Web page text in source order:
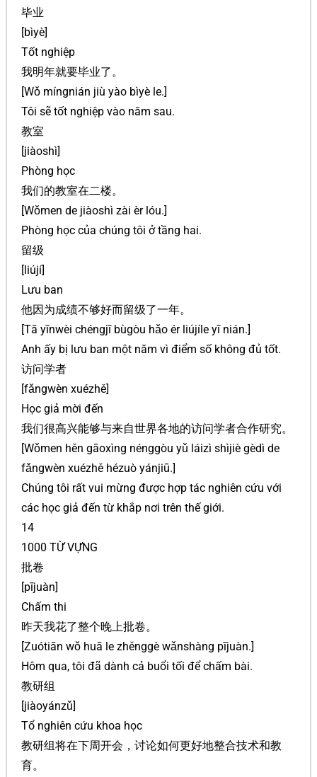
毕业
[bìyè]
Tốt nghiệp
我明年就要毕业了。
[Wǒ míngnián jiù yào bìyè le.]
Tôi sẽ tốt nghiệp vào năm sau.
教室
[jiàoshì]
Phòng học
我们的教室在二楼。
[Wǒmen de jiàoshì zài èr lóu.]
Phòng học của chúng tôi ở tầng hai.
留级
[liújí]
Lưu ban
他因为成绩不够好而留级了一年。
[Tā yīnwèi chéngjī bùgòu hǎo ér liújíle yī nián.]
Anh ấy bị lưu ban một năm vì điểm số không đủ tốt.
访问学者
[fǎngwèn xuézhě]
Học giả mời đến
我们很高兴能够与来自世界各地的访问学者合作研究。
[Wǒmen hěn gāoxìng nénggòu yǔ láizì shìjiè gèdì de
fǎngwèn xuézhě hézuò yánjiū.]
Chúng tôi rất vui mừng được hợp tác nghiên cứu với
các học giả đến từ khắp nơi trên thế giới.
14
1000 TỪ VỰNG
批卷
[pījuàn]
Chấm thi
昨天我花了整个晚上批卷。
[Zuótiān wǒ huā le zhěnggè wǎnshàng pījuàn.]
Hôm qua, tôi đã dành cả buổi tối để chấm bài.
教研组
[jiàoyánzǔ]
Tổ nghiên cứu khoa học
教研组将在下周开会，讨论如何更好地整合技术和教
育。